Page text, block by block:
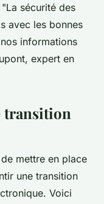
"La sécurité des
avec les bonnes
informations
expert en
transition
mettre en place
une transition
Voici